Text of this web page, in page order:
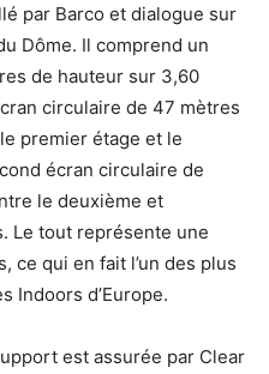
par Barco et dialogue sur
Dôme. Il comprend un
de hauteur sur 3,60
circulaire de 47 mètres
premier étage et le
écran circulaire de
le deuxième et
Le tout représente une
ce qui en fait l’un des plus
Indoors d’Europe.
est assurée par Clear